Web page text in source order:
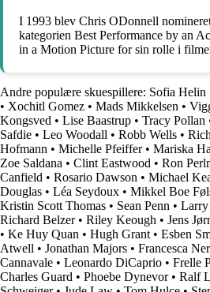
I 1993 blev Chris ODonnell
kategorien Best Performance by an
in a Motion Picture for sin rolle i
Andre populære skuespillere: Sofia Helin
• Xochitl Gomez • Mads Mikkelsen •
Kongsved • Lise Baastrup • Tracy Pollan
Safdie • Leo Woodall • Robb Wells •
Hofmann • Michelle Pfeiffer• Mariska
Zoe Saldana • Clint Eastwood • Ron
Canfield • Rosario Dawson • Michael
Douglas • Léa Seydoux • Mikkel Boe
Kristin Scott Thomas • Sean Penn •
Richard Belzer• Riley Keough • Jens
• Ke Huy Quan • Hugh Grant • Esben
Atwell • Jonathan Majors • Francesca
Cannavale • Leonardo DiCaprio • Frelle
Charles Guard • Phoebe Dynevor• Ralf